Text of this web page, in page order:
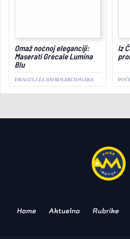
Omaž noćnoj eleganciji:
Maserati Grecale Lumina
Blu
DRAGULJ ZA 200 KOLEKCIONARA
Iz
Home Aktuelno Rubrike